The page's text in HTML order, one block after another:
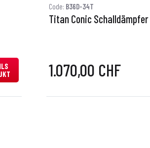
Code: B36D-34T
Titan Conic Schalldämpfer
1.070,00 CHF